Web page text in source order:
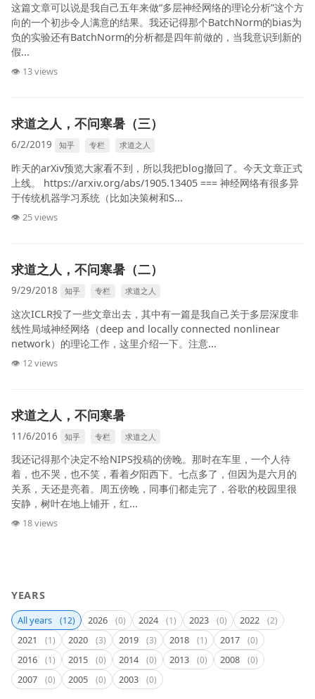
这篇文章可以说是我自己五年来做“多层神经网络的理论分析”这个方
向的一个初步令人满意的结果。我还记得那个BatchNorm的bias为
负的实验还有BatchNorm的分析都是四年前做的，当我意识到新的
假...
👁 13 views
求道之人，不问寒暑（三）
6/2/2019 知乎 专栏 求道之人
昨天的arXiv预览大家看不到，所以我把blog撤回了。今天文章正式
上线。 https://arxiv.org/abs/1905.13405 === 神经网络有很多异
于传统机器学习系统（比如决策树和S...
👁 25 views
求道之人，不问寒暑（二）
9/29/2018 知乎 专栏 求道之人
这次ICLR投了一些文章出去，其中有一篇是我自己关于多层深度非
线性局域神经网络（deep and locally connected nonlinear
network）的理论工作，这里介绍一下。注意...
👁 12 views
求道之人，不问寒暑
11/6/2016 知乎 专栏 求道之人
我还记得那个决定不给NIPS投稿的傍晚。那时在车里，一个人待
着，也不哭，也不笑，看着夕阳西下。七点多了，但因为是六月的
关系，天还是亮着。周五傍晚，同事们都走完了，谷歌的校园里很
安静，树叶在地上铺开，红...
👁 18 views
YEARS
All years (12) 2026 (0) 2024 (1) 2023 (0) 2022 (2)
2021 (1) 2020 (3) 2019 (3) 2018 (1) 2017 (0)
2016 (1) 2015 (0) 2014 (0) 2013 (0) 2008 (0)
2007 (0) 2005 (0) 2003 (0)